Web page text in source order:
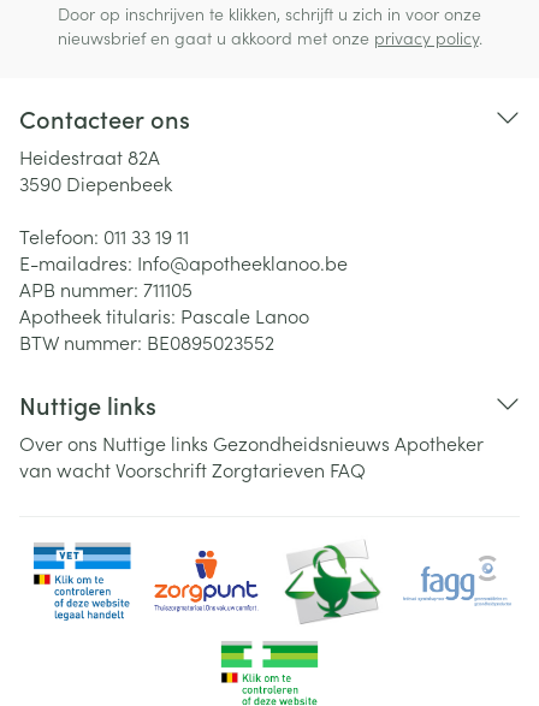
Door op inschrijven te klikken, schrijft u zich in voor onze
nieuwsbrief en gaat u akkoord met onze privacy policy.
Contacteer ons
Heidestraat 82A
3590 Diepenbeek
Telefoon: 011 33 19 11
E-mailadres: Info@apotheeklanoo.be
APB nummer: 711105
Apotheek titularis: Pascale Lanoo
BTW nummer: BE0895023552
Nuttige links
Over ons Nuttige links Gezondheidsnieuws Apotheker
van wachtVoorschriftZorgtarieven FAQ